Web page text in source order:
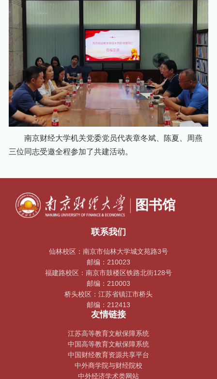
南京财经大学机关党委党员代表章冬斌、陈夏、周燕
三位同志受邀全程参加了共建活动。
联系我们
仙林校区：南京市仙林大学城文苑路3号
邮编：210023
福建路校区：南京市鼓楼区铁路北街128号
邮编：210003
桥头校区：江苏省镇江市桥头
邮编：212413
友情链接
江苏高等教育文献保障系统
中国高等教育文献保障系统
中国财经教育资源共享平台
中外商学院与财经院校
中外经济学术类网站